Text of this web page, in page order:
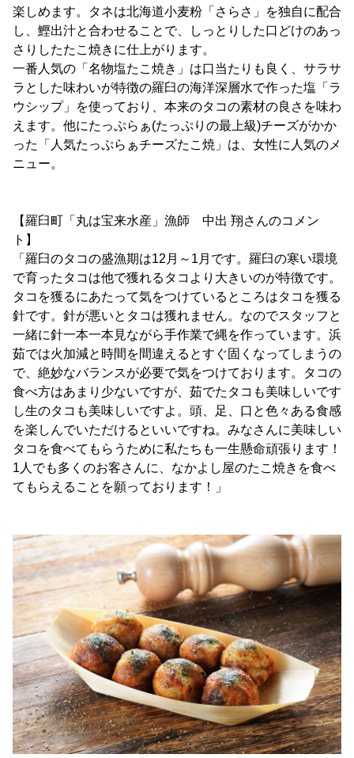
楽しめます。タネは北海道小麦粉「さらさ」を独自に配合
し、鰹出汁と合わせることで、しっとりした口どけのあっ
さりしたたこ焼きに仕上がります。
一番人気の「名物塩たこ焼き」は口当たりも良く、サラサ
ラとした味わいが特徴の羅臼の海洋深層水で作った塩「ラ
ウシップ」を使っており、本来のタコの素材の良さを味わ
えます。他にたっぷらぁ(たっぷりの最上級)チーズがかか
った「人気たっぷらぁチーズたこ焼」は、女性に人気のメ
ニュー。
【羅臼町「丸は宝来水産」漁師 中出 翔さんのコメン
ト】
「羅臼のタコの盛漁期は12月～1月です。羅臼の寒い環境
で育ったタコは他で獲れるタコより大きいのが特徴です。
タコを獲るにあたって気をつけているところはタコを獲る
針です。針が悪いとタコは獲れません。なのでスタッフと
一緒に針一本一本見ながら手作業で縄を作っています。浜
茹では火加減と時間を間違えるとすぐ固くなってしまうの
で、絶妙なバランスが必要で気をつけております。タコの
食べ方はあまり少ないですが、茹でたタコも美味しいです
し生のタコも美味しいですよ。頭、足、口と色々ある食感
を楽しんでいただけるといいですね。みなさんに美味しい
タコを食べてもらうために私たちも一生懸命頑張ります！
1人でも多くのお客さんに、なかよし屋のたこ焼きを食べ
てもらえることを願っております！」